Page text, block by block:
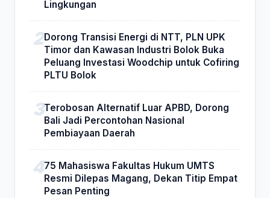
Lingkungan
Dorong Transisi Energi di NTT, PLN UPK
Timor dan Kawasan Industri Bolok Buka
Peluang Investasi Woodchip untuk Cofiring
PLTU Bolok
Terobosan Alternatif Luar APBD, Dorong
Bali Jadi Percontohan Nasional
Pembiayaan Daerah
75 Mahasiswa Fakultas Hukum UMTS
Resmi Dilepas Magang, Dekan Titip Empat
Pesan Penting